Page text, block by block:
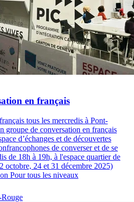
en français
tous les mercredis à Pont-
groupe de conversation en français
d’échanges et de découvertes
de converser et de se
de 18h à 19h, à l'espace quartier de
octobre, 24 et 31 décembre 2025)
Pour tous les niveaux
Rouge